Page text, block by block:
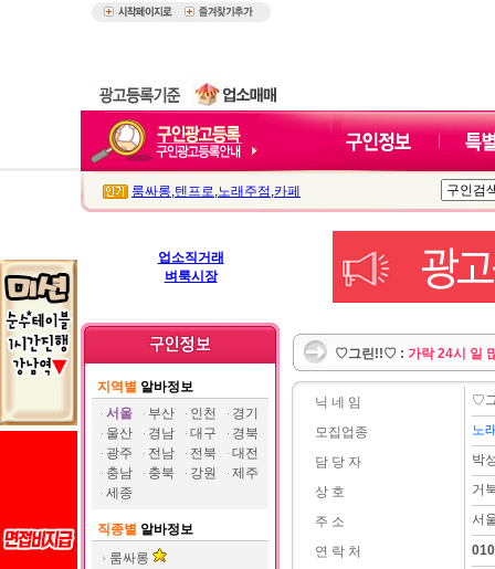
룸싸롱,텐프로,노래주점 ,카페
업소직거래
벼룩시장
지역별 알바정보
서울
부산 인천
경기
울산
경남 대구
경북
광주
전남 전북
대전
충남
충북 강원
제주
세종
직종별 알바정보
룸싸롱
♡그린!!♡ : 가락 24시 일
닉 네 임
모집업종
담 당 자
상 호
주 소
연 락 처
♡
노
박
거
서